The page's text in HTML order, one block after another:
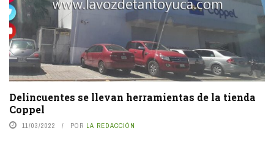
Delincuentes se llevan herramientas de la tienda
Coppel
11/03/2022 POR LA REDACCIÓN